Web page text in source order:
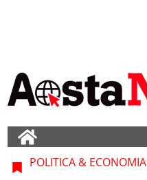
POLITICA & ECONOMIA